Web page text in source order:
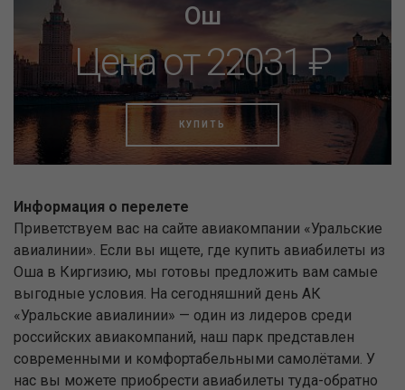
Ош
Цена от 22031 ₽
КУПИТЬ
Информация о перелете
Приветствуем вас на сайте авиакомпании «Уральские
авиалинии». Если вы ищете, где купить авиабилеты из
Оша в Киргизию, мы готовы предложить вам самые
выгодные условия. На сегодняшний день АК
«Уральские авиалинии» — один из лидеров среди
российских авиакомпаний, наш парк представлен
современными и комфортабельными самолётами. У
нас вы можете приобрести авиабилеты туда-обратно